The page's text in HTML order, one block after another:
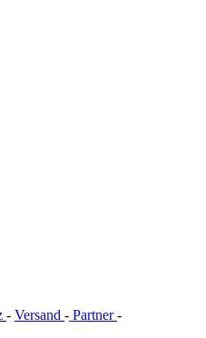
- Versand - Partner-